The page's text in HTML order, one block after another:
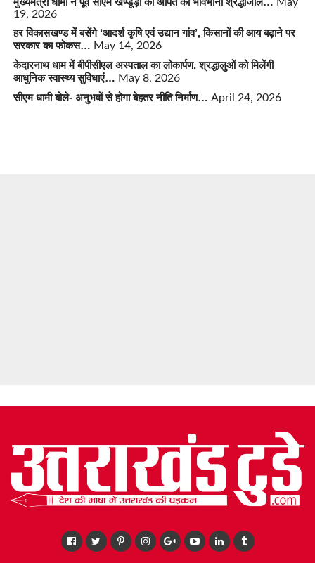
19, 2026
हर विकासखण्ड में बसेंगे ‘आदर्श कृषि एवं उद्यान गांव’, किसानों की आय बढ़ाने पर
सरकार का फोकस… May 14, 2026
केदारनाथ धाम में बीपीसीएल अस्पताल का लोकार्पण, श्रद्धालुओं को मिलेंगी
आधुनिक स्वास्थ्य सुविधाएं… May 8, 2026
सीएम धामी बोले- अनुभवों से होगा बेहतर नीति निर्माण… April 24, 2026